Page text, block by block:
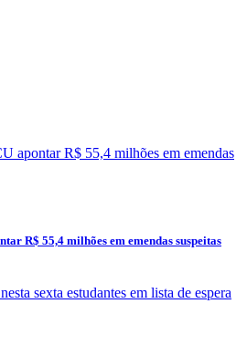
R$ 55,4 milhões em emendas suspeitas